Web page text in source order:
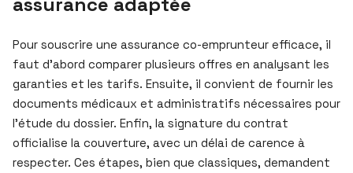
Pour souscrire une assurance co-emprunteur efficace, il
faut d’abord comparer plusieurs offres en analysant les
garanties et les tarifs. Ensuite, il convient de fournir les
documents médicaux et administratifs nécessaires pour
l’étude du dossier. Enfin, la signature du contrat
officialise la couverture, avec un délai de carence à
respecter. Ces étapes, bien que classiques, demandent